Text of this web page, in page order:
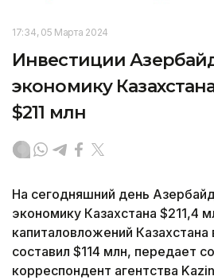
17:34, 05 Марта 2024
Инвестиции
экономику
$211 млн
На сегодняшний день
экономику Казахстана $211,4
капиталовложений
составил $114 млн, передает
корреспондент агентства